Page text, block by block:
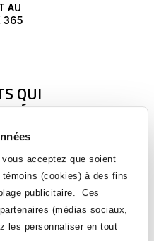
acceptez que soient
(cookies) à des fins
publicitaire. Ces
(médias sociaux,
les personnaliser en tout
AU
365
QUI